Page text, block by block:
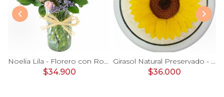
Noelia Lila - Florero con Rosas, mini rosas, mini claveles y limonium
$34.900
Girasol Natural Preservado - girasol preservado en pecera vidrio con piedrecitas
$36.000